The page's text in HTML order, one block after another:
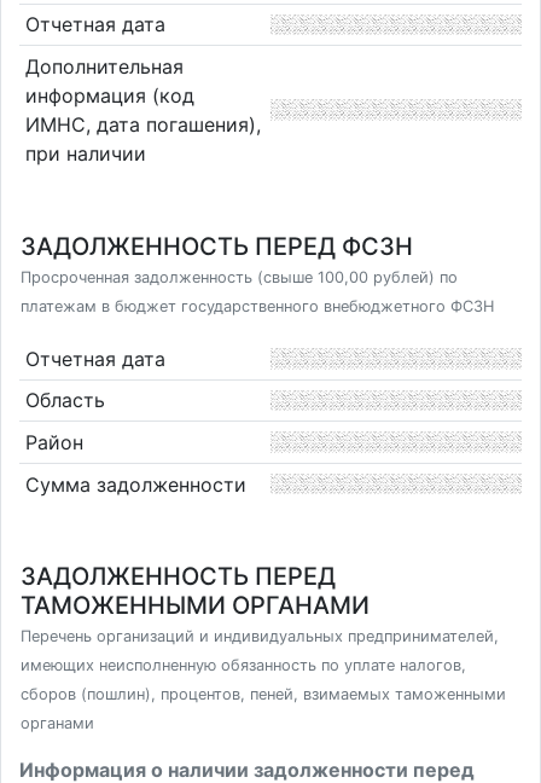
Отчетная дата
Дополнительная
информация (код
ИМНС, дата погашения),
при наличии
ЗАДОЛЖЕННОСТЬ ПЕРЕД ФСЗН
Просроченная задолженность (свыше 100,00 рублей) по
платежам в бюджет государственного внебюджетного ФСЗН
Отчетная дата
Область
Район
Сумма задолженности
ЗАДОЛЖЕННОСТЬ ПЕРЕД
ТАМОЖЕННЫМИ ОРГАНАМИ
Перечень организаций и индивидуальных предпринимателей,
имеющих неисполненную обязанность по уплате налогов,
сборов (пошлин), процентов, пеней, взимаемых таможенными
органами
Информация о наличии задолженности перед